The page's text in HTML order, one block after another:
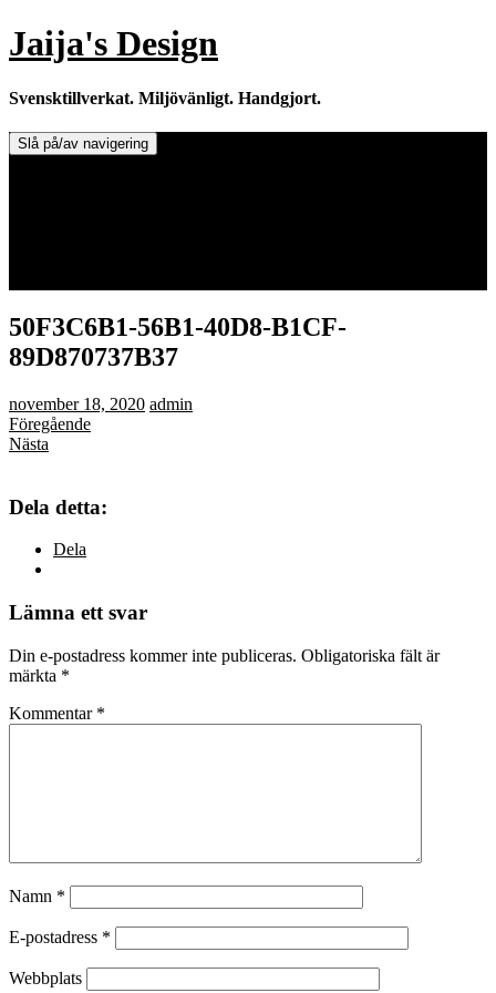
Hoppa
till
Jaija's Design
Svensktillverkat. Miljövänligt. Handgjort.
Slå på/av navigering
50F3C6B1-56B1-40D8-B1CF-
89D870737B37
november 18, 2020 admin
Föregående
Nästa
Dela detta:
Dela
Lämna ett svar
Din e-postadress kommer inte publiceras. Obligatoriska fält är
märkta *
Kommentar *
Namn *
E-postadress *
Webbplats